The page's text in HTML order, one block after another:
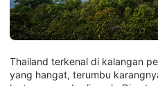
Thailand terkenal di kalangan
yang hangat, terumbu